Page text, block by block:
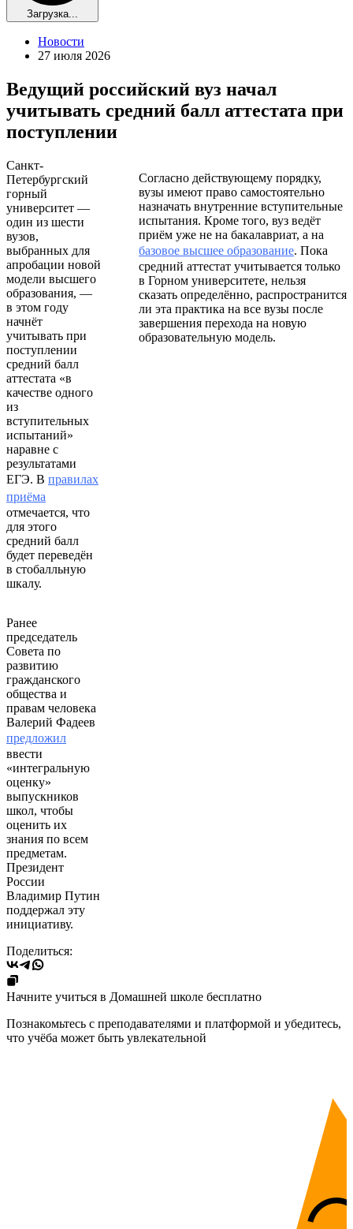
Загрузка...
Новости
27 июля 2026
Ведущий российский вуз начал
учитывать средний балл аттестата при
поступлении
Санкт-
Петербургский
горный
университет —
один из шести
вузов,
выбранных для
апробации новой
модели высшего
образования, —
в этом году
начнёт
учитывать при
поступлении
средний балл
аттестата «в
качестве одного
из
вступительных
испытаний»
наравне с
результатами
ЕГЭ. В правилах
приёма
отмечается, что
для этого
средний балл
будет переведён
в стобалльную
шкалу.
Согласно действующему порядку,
вузы имеют право самостоятельно
назначать внутренние вступительные
испытания. Кроме того, вуз ведёт
приём уже не на бакалавриат, а на
базовое высшее образование. Пока
средний аттестат учитывается только
в Горном университете, нельзя
сказать определённо, распространится
ли эта практика на все вузы после
завершения перехода на новую
образовательную модель.
Ранее
председатель
Совета по
развитию
гражданского
общества и
правам человека
Валерий Фадеев
предложил
ввести
«интегральную
оценку»
выпускников
школ, чтобы
оценить их
знания по всем
предметам.
Президент
России
Владимир Путин
поддержал эту
инициативу.
Поделиться:
Начните учиться в Домашней школе бесплатно
Познакомьтесь с преподавателями и платформой и убедитесь,
что учёба может быть увлекательной